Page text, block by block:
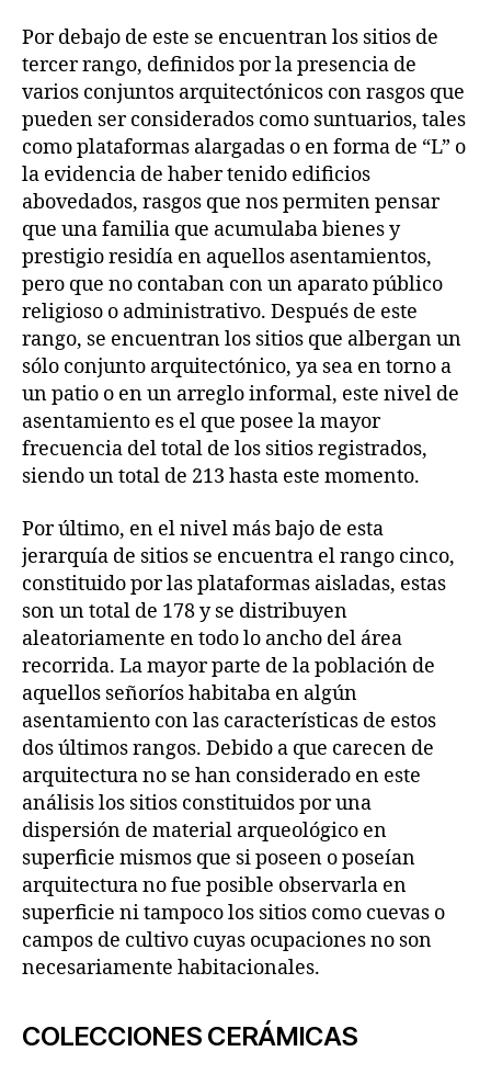
Por debajo de este se encuentran los sitios de
tercer rango, definidos por la presencia de
varios conjuntos arquitectónicos con rasgos que
pueden ser considerados como suntuarios, tales
como plataformas alargadas o en forma de “L” o
la evidencia de haber tenido edificios
abovedados, rasgos que nos permiten pensar
que una familia que acumulaba bienes y
prestigio residía en aquellos asentamientos,
pero que no contaban con un aparato público
religioso o administrativo. Después de este
rango, se encuentran los sitios que albergan un
sólo conjunto arquitectónico, ya sea en torno a
un patio o en un arreglo informal, este nivel de
asentamiento es el que posee la mayor
frecuencia del total de los sitios registrados,
siendo un total de 213 hasta este momento.
Por último, en el nivel más bajo de esta
jerarquía de sitios se encuentra el rango cinco,
constituido por las plataformas aisladas, estas
son un total de 178 y se distribuyen
aleatoriamente en todo lo ancho del área
recorrida. La mayor parte de la población de
aquellos señoríos habitaba en algún
asentamiento con las características de estos
dos últimos rangos. Debido a que carecen de
arquitectura no se han considerado en este
análisis los sitios constituidos por una
dispersión de material arqueológico en
superficie mismos que si poseen o poseían
arquitectura no fue posible observarla en
superficie ni tampoco los sitios como cuevas o
campos de cultivo cuyas ocupaciones no son
necesariamente habitacionales.
COLECCIONES CERÁMICAS